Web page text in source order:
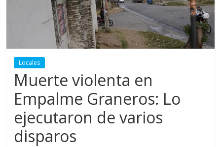
Locales
Muerte violenta en
Empalme Graneros: Lo
ejecutaron de varios
disparos